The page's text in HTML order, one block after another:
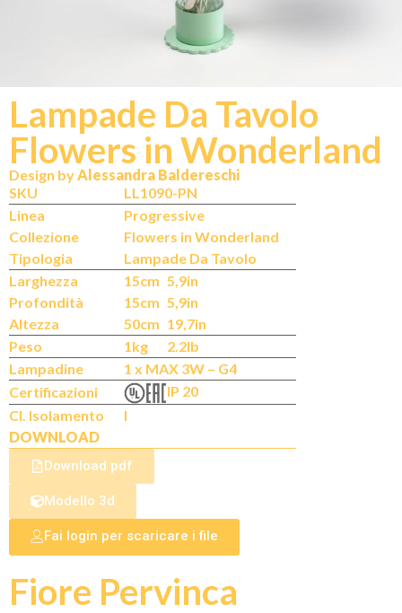
IT
Flowers in Wonderland
Design byAlessandra Baldereschi
Lampade Da Tavolo
SKU
LL1090-PN
Linea
Progressive
Collezione
Flowers in Wonderland
Tipologia
Lampade Da Tavolo
Larghezza
15cm 5,9in
Profondità
15cm 5,9in
Altezza
50cm 19,7in
Peso
1kg
2.2lb
Lampadine
1 x MAX 3W – G4
Certificazioni
IP 20
Cl. Isolamento
I
DOWNLOAD
Download pdf
Modello 3d
Fai login per scaricare i file
Fiore Pervinca